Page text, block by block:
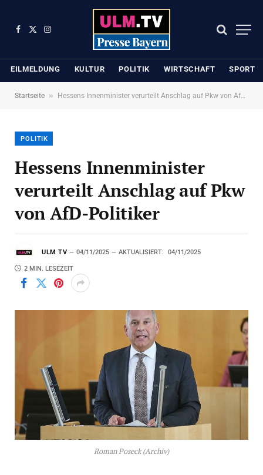
Facebook
X
Instagram
EILMELDUNG KULTUR POLITIK WIRTSCHAFT SPORT
Startseite » Hessens Innenminister verurteilt Anschlag auf Pkw von AfD-Politiker
POLITIK
Hessens Innenminister
verurteilt Anschlag auf Pkw
von AfD-Politiker
ULM TV 04/11/2025 AKTUALISIERT: 04/11/2025
2 MIN. LESEZEIT
Roman Poseck (Archiv)